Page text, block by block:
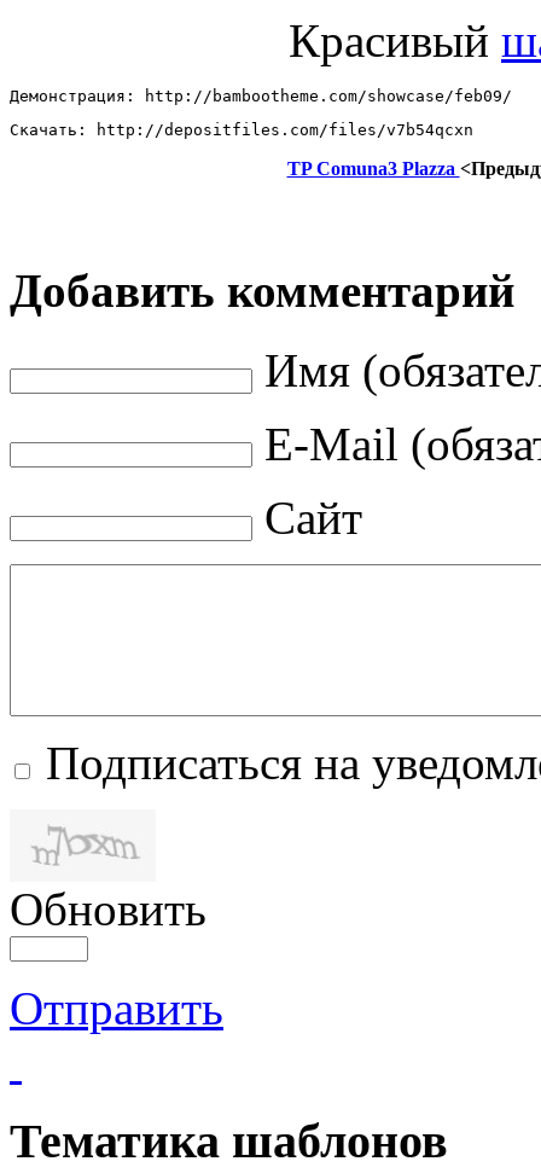
Красивый
Демонстрация: http://bambootheme.com/showcase/feb09/
Скачать: http://depositfiles.com/files/v7b54qcxn
TP Comuna3 Plazza
Добавить комментарий
Имя
E-Mail
Сайт
Подписаться на
Обновить
Отправить
Тематика шаблонов